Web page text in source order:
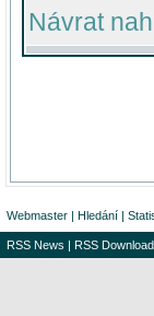
Návrat
Webmaster | Hledání |
RSS News | RSS